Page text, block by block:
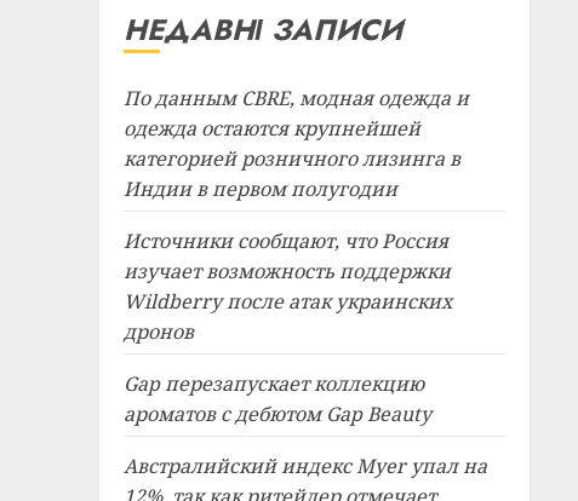
НЕДАВНІ ЗАПИСИ
По данным CBRE, модная одежда и
одежда остаются крупнейшей
категорией розничного лизинга в
Индии в первом полугодии
Источники сообщают, что Россия
изучает возможность поддержки
Wildberry после атак украинских
дронов
Gap перезапускает коллекцию
ароматов с дебютом Gap Beauty
Австралийский индекс Myer упал на